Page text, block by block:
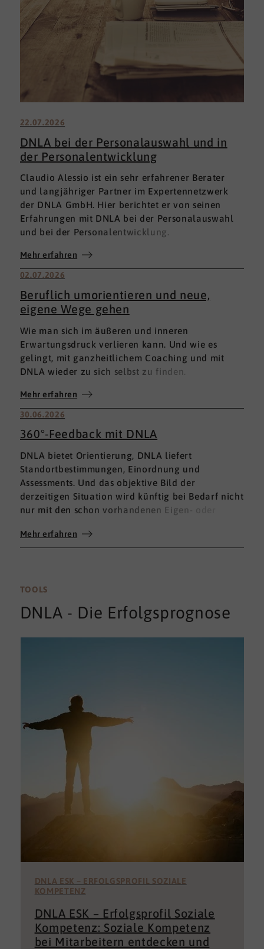
22.07.2026
DNLA bei der Personalauswahl und in
der Personalentwicklung
Claudio Alessio ist ein sehr erfahrener Berater
und langjähriger Partner im Expertennetzwerk
der DNLA GmbH. Hier berichtet er von seinen
Erfahrungen mit DNLA bei der Personalauswahl
und bei der Personalentwicklung.
Mehr erfahren
02.07.2026
Beruflich umorientieren und neue,
eigene Wege gehen
Wie man sich im äußeren und inneren
Erwartungsdruck verlieren kann. Und wie es
gelingt, mit ganzheitlichem Coaching und mit
DNLA wieder zu sich selbst zu finden.
Mehr erfahren
30.06.2026
360°-Feedback mit DNLA
DNLA bietet Orientierung, DNLA liefert
Standortbestimmungen, Einordnung und
Assessments. Und das objektive Bild der
derzeitigen Situation wird künftig bei Bedarf nicht
nur mit den schon vorhandenen Eigen- oder
umfassenden 360°-Feedback.
Mehr erfahren
TOOLS
DNLA - Die Erfolgsprognose
DNLA ESK – ERFOLGSPROFIL SOZIALE
KOMPETENZ
DNLA ESK – Erfolgsprofil Soziale
Kompetenz: Soziale Kompetenz
bei Mitarbeitern entdecken und